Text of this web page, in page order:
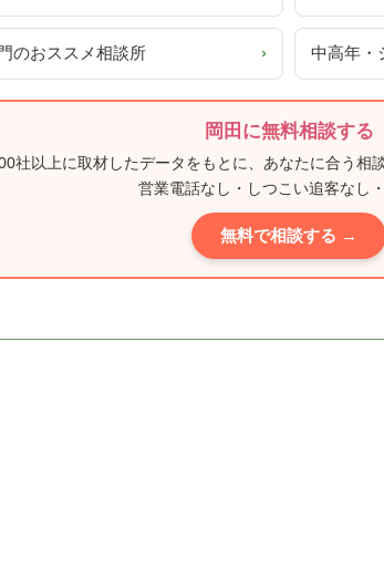
のおススメ相談所 › 中高年・
岡田に無料相談する
社以上に取材したデータをもとに、あなたに合う相
営業電話なし・しつこい追客なし
無料で相談する →